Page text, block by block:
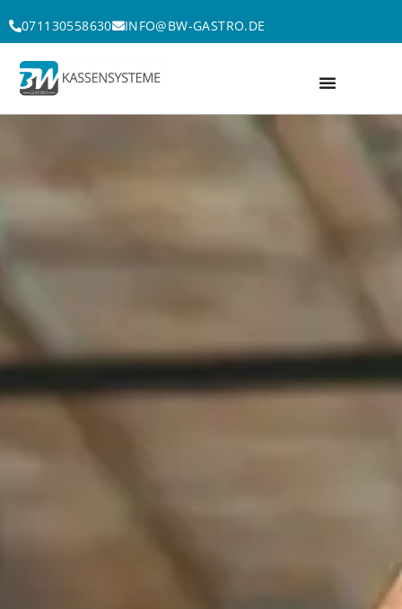
Inhalt
springen
071130558630 INFO@BW-GASTRO.DE